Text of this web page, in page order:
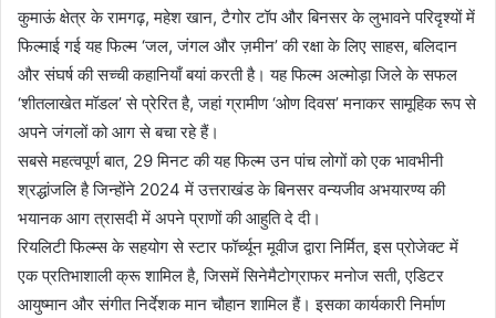
कुमाऊं क्षेत्र के रामगढ़, महेश खान, टैगोर टॉप और बिनसर के लुभावने परिदृश्यों में
फिल्माई गई यह फिल्म ‘जल, जंगल और ज़मीन’ की रक्षा के लिए साहस, बलिदान
और संघर्ष की सच्ची कहानियाँ बयां करती है। यह फिल्म अल्मोड़ा जिले के सफल
‘शीतलाखेत मॉडल’ से प्रेरित है, जहां ग्रामीण ‘ओण दिवस’ मनाकर सामूहिक रूप से
अपने जंगलों को आग से बचा रहे हैं।
सबसे महत्वपूर्ण बात, 29 मिनट की यह फिल्म उन पांच लोगों को एक भावभीनी
श्रद्धांजलि है जिन्होंने 2024 में उत्तराखंड के बिनसर वन्यजीव अभयारण्य की
भयानक आग त्रासदी में अपने प्राणों की आहुति दे दी।
रियलिटी फिल्म्स के सहयोग से स्टार फॉर्च्यून मूवीज द्वारा निर्मित, इस प्रोजेक्ट में
एक प्रतिभाशाली क्रू शामिल है, जिसमें सिनेमैटोग्राफर मनोज सती, एडिटर
आयुष्मान और संगीत निर्देशक मान चौहान शामिल हैं। इसका कार्यकारी निर्माण